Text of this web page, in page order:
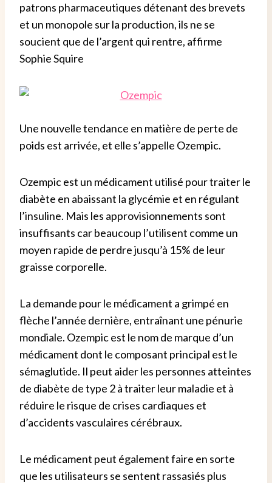
patrons pharmaceutiques détenant des brevets
et un monopole sur la production, ils ne se
soucient que de l’argent qui rentre, affirme
Sophie Squire
Une nouvelle tendance en matière de perte de
poids est arrivée, et elle s’appelle Ozempic.
Ozempic est un médicament utilisé pour traiter le
diabète en abaissant la glycémie et en régulant
l’insuline. Mais les approvisionnements sont
insuffisants car beaucoup l’utilisent comme un
moyen rapide de perdre jusqu’à 15% de leur
graisse corporelle.
La demande pour le médicament a grimpé en
flèche l’année dernière, entraînant une pénurie
mondiale. Ozempic est le nom de marque d’un
médicament dont le composant principal est le
sémaglutide. Il peut aider les personnes atteintes
de diabète de type 2 à traiter leur maladie et à
réduire le risque de crises cardiaques et
d’accidents vasculaires cérébraux.
Le médicament peut également faire en sorte
que les utilisateurs se sentent rassasiés plus